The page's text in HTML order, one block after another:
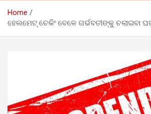
Home
ହେଲମେଟ୍ ଚେକିଂ ବେଳେ ଗର୍ଭବତୀଙ୍କୁ ଚଲାଇବା